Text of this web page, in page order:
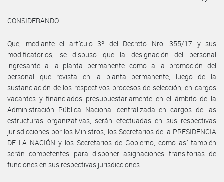
CONSIDERANDO
Que, mediante el artículo 3º del Decreto Nro. 355/17 y sus
modificatorios, se dispuso que la designación del personal
ingresante a la planta permanente como a la promoción del
personal que revista en la planta permanente, luego de la
sustanciación de los respectivos procesos de selección, en cargos
vacantes y financiados presupuestariamente en el ámbito de la
Administración Pública Nacional centralizada en cargos de las
estructuras organizativas, serán efectuadas en sus respectivas
jurisdicciones por los Ministros, los Secretarios de la PRESIDENCIA
DE LA NACIÓN y los Secretarios de Gobierno, como así también
serán competentes para disponer asignaciones transitorias de
funciones en sus respectivas jurisdicciones.